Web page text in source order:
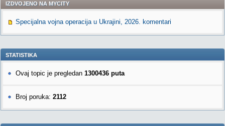
IZDVOJENO NA MYCITY
Specijalna vojna operacija u Ukrajini, 2026. komentari
STATISTIKA
Ovaj topic je pregledan 1300436 puta
Broj poruka: 2112